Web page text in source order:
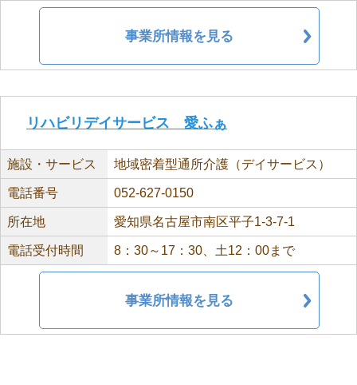
事業所情報を見る
リハビリデイサービス 愛ふぁ
施設・サービス 地域密着型通所介護（デイサービス）
電話番号 052-627-0150
所在地 愛知県名古屋市南区平子1-3-7-1
電話受付時間 8：30～17：30、土12：00まで
事業所情報を見る